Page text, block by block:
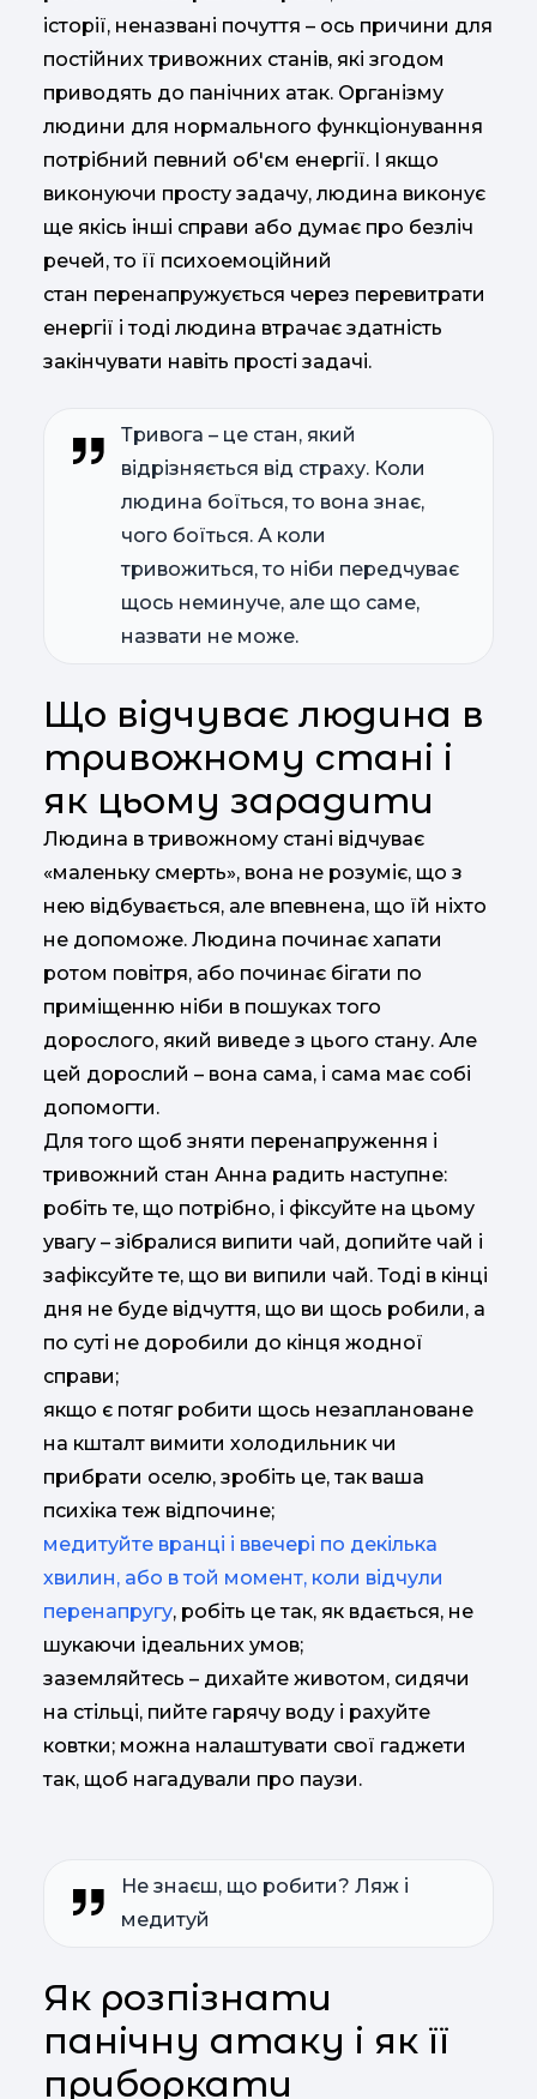
історії, неназвані почуття – ось причини для
постійних тривожних станів, які згодом
приводять до панічних атак. Організму
людини для нормального функціонування
потрібний певний об'єм енергії. І якщо
виконуючи просту задачу, людина виконує
ще якісь інші справи або думає про безліч
речей, то її психоемоційний
стан перенапружується через перевитрати
енергії і тоді людина втрачає здатність
закінчувати навіть прості задачі.
Тривога – це стан, який
відрізняється від страху. Коли
людина боїться, то вона знає,
чого боїться. А коли
тривожиться, то ніби передчуває
щось неминуче, але що саме,
назвати не може.
Що відчуває людина в
тривожному стані і
як цьому зарадити
Людина в тривожному стані відчуває
«маленьку смерть», вона не розуміє, що з
нею відбувається, але впевнена, що їй ніхто
не допоможе. Людина починає хапати
ротом повітря, або починає бігати по
приміщенню ніби в пошуках того
дорослого, який виведе з цього стану. Але
цей дорослий – вона сама, і сама має собі
допомогти.
Для того щоб зняти перенапруження і
тривожний стан Анна радить наступне:
робіть те, що потрібно, і фіксуйте на цьому
увагу – зібралися випити чай, допийте чай і
зафіксуйте те, що ви випили чай. Тоді в кінці
дня не буде відчуття, що ви щось робили, а
по суті не доробили до кінця жодної
справи;
якщо є потяг робити щось незаплановане
на кшталт вимити холодильник чи
прибрати оселю, зробіть це, так ваша
психіка теж відпочине;
медитуйте вранці і ввечері по декілька
хвилин, або в той момент, коли відчули
перенапругу, робіть це так, як вдається, не
шукаючи ідеальних умов;
заземляйтесь – дихайте животом, сидячи
на стільці, пийте гарячу воду і рахуйте
ковтки; можна налаштувати свої гаджети
так, щоб нагадували про паузи.
Не знаєш, що робити? Ляж і
медитуй
Як розпізнати
панічну атаку і як її
приборкати